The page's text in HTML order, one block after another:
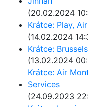
(20.02.2024
Krátce: Play,
(14.02.2024
Krátce:
(13.02.2024
Krátce: Air
Services
(24.09.2023